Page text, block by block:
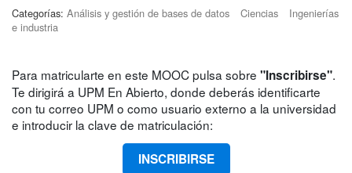
Categorías: Análisis y gestión de bases de datos Ciencias
Ingenierías
e industria
Para matricularte en este MOOC pulsa sobre "Inscribirse".
Te dirigirá a UPM En Abierto, donde deberás identificarte
con tu correo UPM o como usuario externo a la universidad
e introducir la clave de matriculación:
INSCRIBIRSE